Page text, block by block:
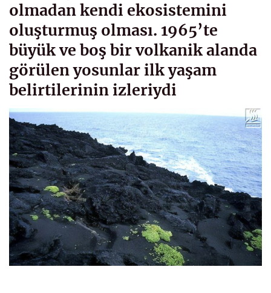
olmadan kendi ekosistemini
oluşturmuş olması. 1965’te
büyük ve boş bir volkanik alanda
görülen yosunlar ilk yaşam
belirtilerinin izleriydi